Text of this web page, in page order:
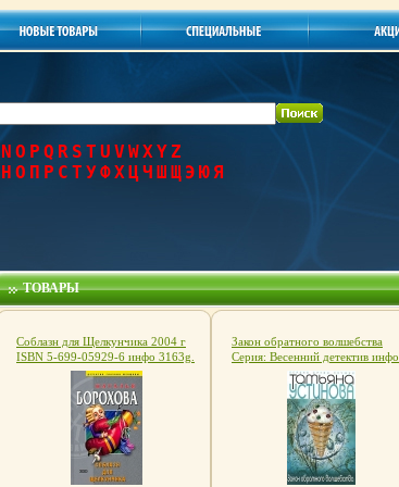
N O P Q R S T U V WXYZ
Н О П Р С Т УФХЦЧ Ш Щ Э ЮЯ
ТОВАРЫ
Соблазн для Щелкунчика 2004 г
ISBN 5-699-05929-6 инфо 3163g.
Закон обратного волшебства
Серия: Весенний детектив инфо